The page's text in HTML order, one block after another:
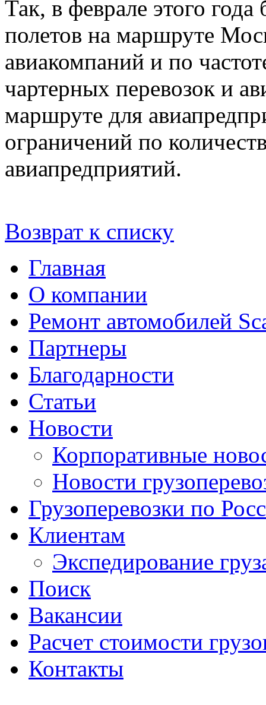
Так, в феврале этого
полетов на маршруте
авиакомпаний и по
чартерных перевозок и
маршруте для
ограничений по
авиапредприятий.
Возврат к списку
Главная
О компании
Ремонт автомобилей
Партнеры
Благодарности
Статьи
Новости
Корпоративные
Новости
Грузоперевозки по
Клиентам
Экспедирование
Поиск
Вакансии
Расчет стоимости
Контакты